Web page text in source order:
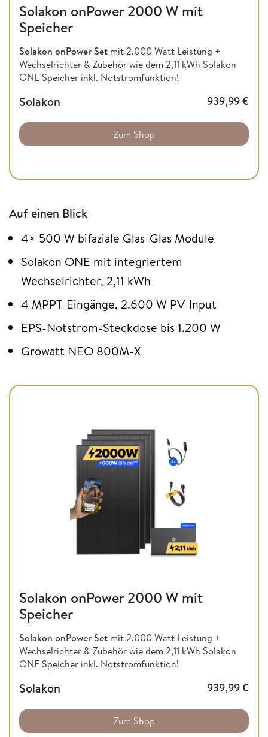
Solakon onPower 2000 W mit
Speicher
Solakon onPower Set mit 2.000 Watt Leistung +
Wechselrichter & Zubehör wie dem 2,11 kWh Solakon
ONE Speicher inkl. Notstromfunktion!
Solakon 939,99€
Zum Shop
Auf einen Blick
4× 500 W bifaziale Glas-Glas Module
Solakon ONE mit integriertem
Wechselrichter, 2,11 kWh
4 MPPT-Eingänge, 2.600 W PV-Input
EPS-Notstrom-Steckdose bis 1.200 W
Growatt NEO 800M-X
Solakon onPower 2000 W mit
Speicher
Solakon onPower Set mit 2.000 Watt Leistung +
Wechselrichter & Zubehör wie dem 2,11 kWh Solakon
ONE Speicher inkl. Notstromfunktion!
Solakon 939,99€
Zum Shop